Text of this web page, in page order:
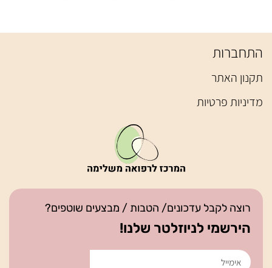
התחברות
תקנון האתר
מדיניות פרטיות
רוצה לקבל עדכונים/ הטבות / מבצעים שוטפים?
הירשמי לניוזלטר שלנו!